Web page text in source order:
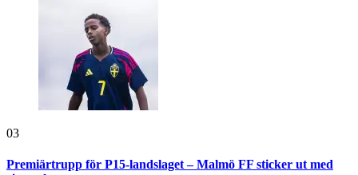
03
Premiärtrupp för P15-landslaget – Malmö FF sticker ut med